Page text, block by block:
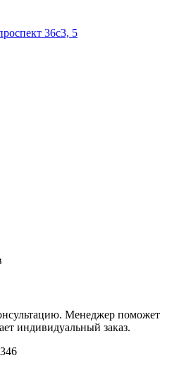
36с3, 5
Менеджер поможет
индивидуальный заказ.